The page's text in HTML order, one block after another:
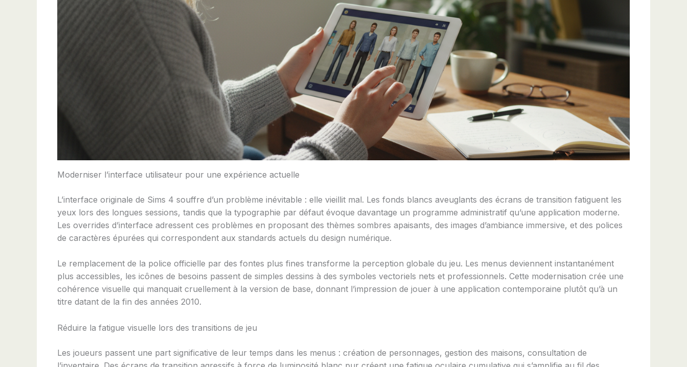
Moderniser l’interface utilisateur pour une expérience actuelle
L’interface originale de Sims 4 souffre d’un problème inévitable : elle vieillit mal. Les fonds blancs aveuglants des écrans de transition fatiguent les
yeux lors des longues sessions, tandis que la typographie par défaut évoque davantage un programme administratif qu’une application moderne.
Les overrides d’interface adressent ces problèmes en proposant des thèmes sombres apaisants, des images d’ambiance immersive, et des polices
de caractères épurées qui correspondent aux standards actuels du design numérique.
Le remplacement de la police officielle par des fontes plus fines transforme la perception globale du jeu. Les menus deviennent instantanément
plus accessibles, les icônes de besoins passent de simples dessins à des symboles vectoriels nets et professionnels. Cette modernisation crée une
cohérence visuelle qui manquait cruellement à la version de base, donnant l’impression de jouer à une application contemporaine plutôt qu’à un
titre datant de la fin des années 2010.
Réduire la fatigue visuelle lors des transitions de jeu
Les joueurs passent une part significative de leur temps dans les menus : création de personnages, gestion des maisons, consultation de